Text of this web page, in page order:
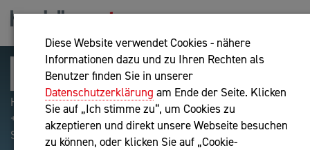
Diese Website verwendet Cookies - nähere
Informationen dazu und zu Ihren Rechten als
Benutzer finden Sie in unserer
Datenschutzerklärung am Ende der Seite. Klicken
Sie auf „Ich stimme zu“, um Cookies zu
akzeptieren und direkt unsere Webseite besuchen
zu können, oder klicken Sie auf „Cookie-
Hilfreiche Suchparameter: Begriff einschließen:
+webshop, Begriff ausschließen: -webshop, Exakter
Suchbegriff: "internet of things"